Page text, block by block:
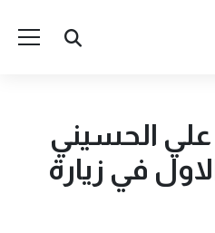
الحسيني
الاول في زيارة